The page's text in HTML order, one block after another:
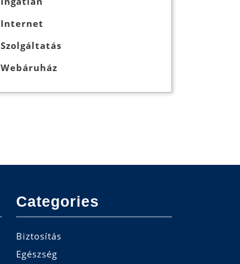
Internet
Szolgáltatás
Webáruház
Categories
Biztosítás
Egészség